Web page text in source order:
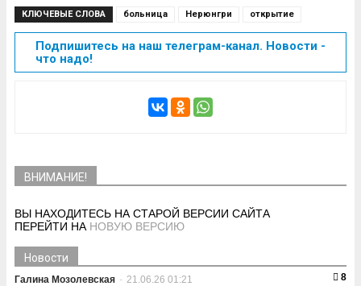
КЛЮЧЕВЫЕ СЛОВА больница Нерюнгри открытие
Подпишитесь на наш телеграм-канал. Новости -
что надо!
ВНИМАНИЕ!
ВЫ НАХОДИТЕСЬ НА СТАРОЙ ВЕРСИИ САЙТА
ПЕРЕЙТИ НА НОВУЮ ВЕРСИЮ
Новости
Галина Мозолевская - 21.06.26 01:21 8